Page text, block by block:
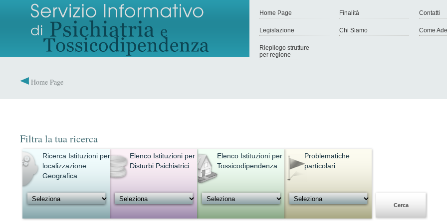
Home Page Finalità Contatti
Legislazione Chi Siamo Come
Riepilogo strutture
per regione
Home Page
Filtra la tua ricerca
Ricerca Istituzioni per
localizzazione
Geografica
Elenco Istituzioni per
Disturbi Psichiatrici
Elenco Istituzioni per
Tossicodipendenza
Problematiche
particolari